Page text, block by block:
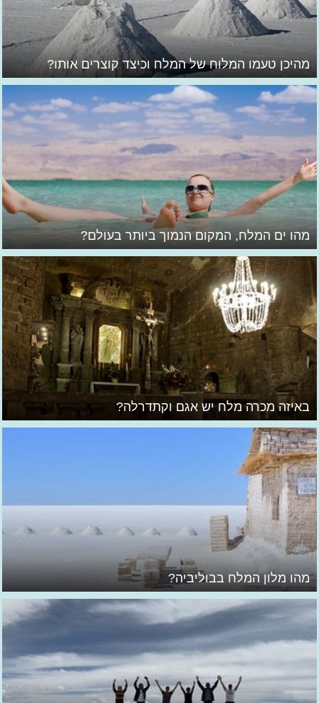
מהיכן טעמו המלוח של המלח וכיצד קוצרים אותו?
מהו ים המלח, המקום הנמוך ביותר בעולם?
באיזה מכרה מלח יש אגם וקתדרלה?
מהו מלון המלח בבוליביה?